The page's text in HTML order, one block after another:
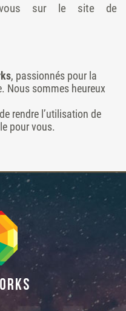
vous sur le site de
, passionnés pour la
Nous sommes heureux
rendre l’utilisation de
pour vous.